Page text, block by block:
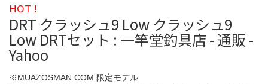
HOT !
DRT クラッシュ9 Low クラッシュ9
Low DRTセット : 一竿堂釣具店 - 通販 -
Yahoo
※MUAZOSMAN.COM 限定モデル